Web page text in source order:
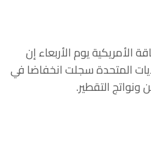
الأمريكية يوم الأربعاء إن
المتحدة سجلت انخفاضا في
ونواتج التقطير.